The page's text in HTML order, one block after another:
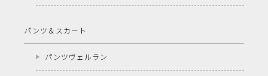
パンツ＆スカート
パンツヴェルラン